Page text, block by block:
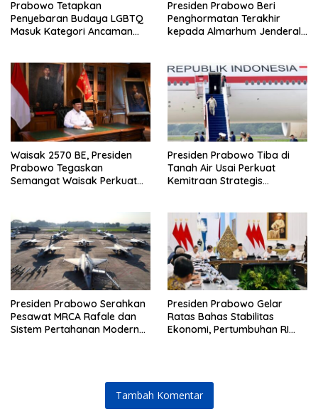
Prabowo Tetapkan
Penyebaran Budaya LGBTQ
Masuk Kategori Ancaman
Presiden Prabowo Beri
Penghormatan Terakhir
kepada Almarhum Jenderal
Waisak 2570 BE, Presiden
Prabowo Tegaskan
Semangat Waisak Perkuat
Presiden Prabowo Tiba di
Tanah Air Usai Perkuat
Kemitraan Strategis
Presiden Prabowo Serahkan
Pesawat MRCA Rafale dan
Sistem Pertahanan Modern
Presiden Prabowo Gelar
Ratas Bahas Stabilitas
Ekonomi, Pertumbuhan RI
Tambah Komentar